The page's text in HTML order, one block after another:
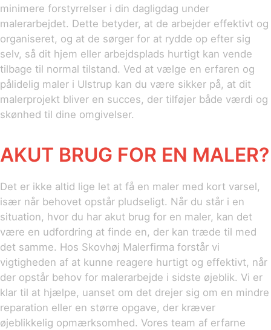
minimere forstyrrelser i din dagligdag under
malerarbejdet. Dette betyder, at de arbejder effektivt og
organiseret, og at de sørger for at rydde op efter sig
selv, så dit hjem eller arbejdsplads hurtigt kan vende
tilbage til normal tilstand. Ved at vælge en erfaren og
pålidelig maler i Ulstrup kan du være sikker på, at dit
malerprojekt bliver en succes, der tilføjer både værdi og
skønhed til dine omgivelser.
AKUT BRUG FOR EN MALER?
Det er ikke altid lige let at få en maler med kort varsel,
især når behovet opstår pludseligt. Når du står i en
situation, hvor du har akut brug for en maler, kan det
være en udfordring at finde en, der kan træde til med
det samme. Hos Skovhøj Malerfirma forstår vi
vigtigheden af at kunne reagere hurtigt og effektivt, når
der opstår behov for malerarbejde i sidste øjeblik. Vi er
klar til at hjælpe, uanset om det drejer sig om en mindre
reparation eller en større opgave, der kræver
øjeblikkelig opmærksomhed. Vores team af erfarne